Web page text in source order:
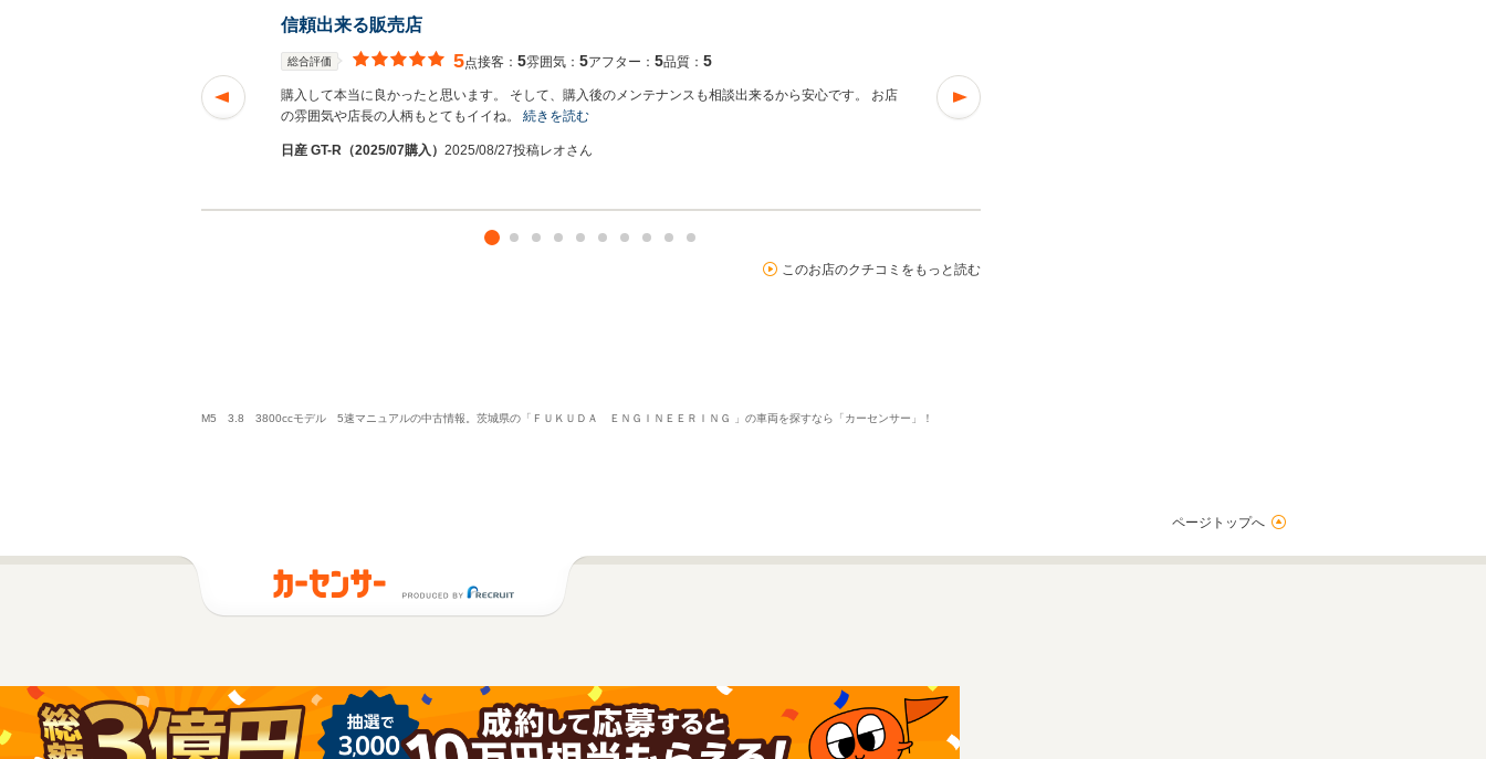
信頼出来る販売店
総合評価 5点接客： 5雰囲気： 5アフター： 5品質： 5
購入して本当に良かったと思います。 そして、購入後のメンテナンスも相談出来るから安心です。 お店
の雰囲気や店長の人柄もとてもイイね。 続きを読む
日産 GT-R（2025/07購入） 2025/08/27投稿レオさん
このお店のクチコミをもっと読む
M5 3.8 3800ccモデル 5速マニュアルの中古情報。茨城県の「ＦＵＫＵＤＡ ＥＮＧＩＮＥＥＲＩＮＧ 」の車両を探すなら「カーセンサー」！
ページトップへ